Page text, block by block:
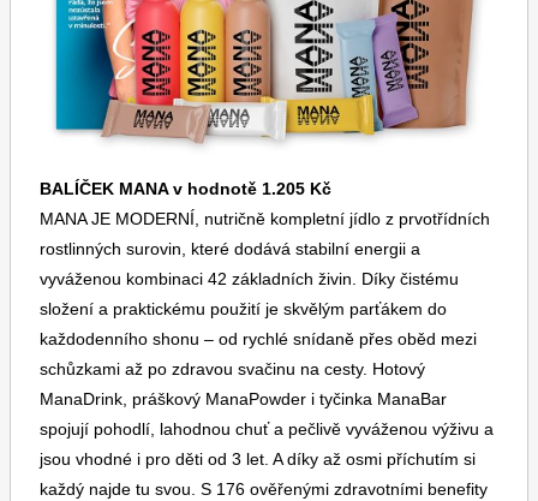
Dětské časopisy Burda Pletení
Burda Best of
BALÍČEK MANA v hodnotě 1.205 Kč
MANA JE MODERNÍ, nutričně kompletní jídlo z prvotřídních
rostlinných surovin, které dodává stabilní energii a
vyváženou kombinaci 42 základních živin. Díky čistému
složení a praktickému použití je skvělým parťákem do
každodenního shonu – od rychlé snídaně přes oběd mezi
schůzkami až po zdravou svačinu na cesty. Hotový
ManaDrink, práškový ManaPowder i tyčinka ManaBar
spojují pohodlí, lahodnou chuť a pečlivě vyváženou výživu a
jsou vhodné i pro děti od 3 let. A díky až osmi příchutím si
každý najde tu svou. S 176 ověřenými zdravotními benefity